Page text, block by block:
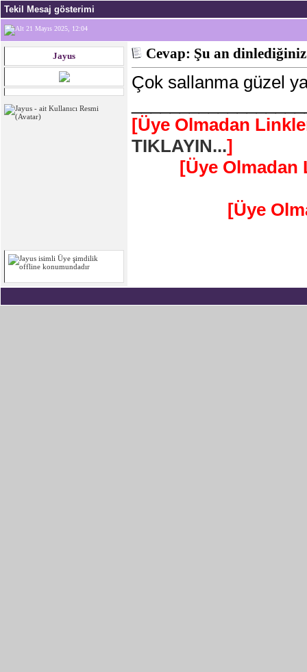
Tekil Mesaj gösterimi
21 Mayıs 2025, 12:04
Jayus Cevap: Şu an
Çok sallanma güzel
[Üye Olmadan
TIKLAYIN...]
[Üye
[Üye